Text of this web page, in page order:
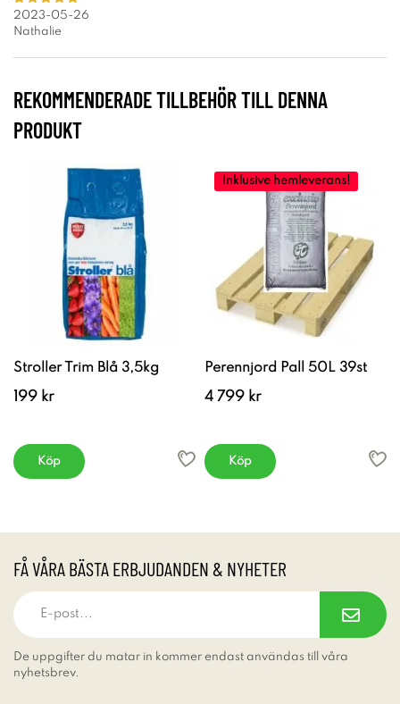
2023-05-26
Nathalie
REKOMMENDERADE TILLBEHÖR TILL DENNA
PRODUKT
Stroller Trim Blå 3,5kg
199 kr
Köp
Inklusive hemleverans!
Perennjord Pall 50L 39st
4 799 kr
Köp
FÅ VÅRA BÄSTA ERBJUDANDEN & NYHETER
De uppgifter du matar in kommer endast användas till våra
nyhetsbrev.